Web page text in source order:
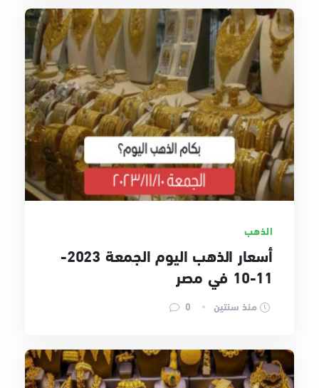
الذهب
أسعار الذهب اليوم الجمعة 2023-
11-10 في مصر
منذ سنتين